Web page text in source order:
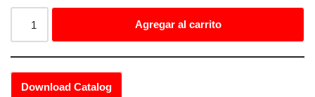
Agregar al carrito
Download Catalog